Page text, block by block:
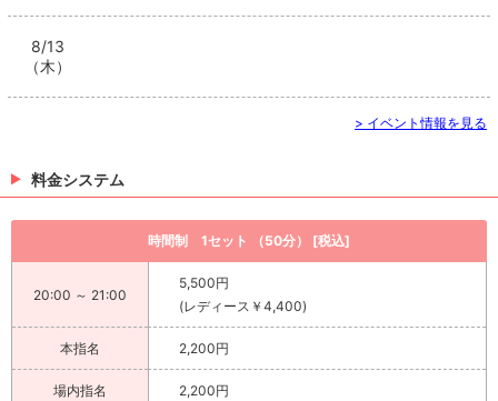
8/13
（木）
> イベント情報を見る
料金システム
時間制 1セット （50分） [税込]
20:00 ～ 21:00
5,500円
(レディース￥4,400)
本指名 2,200円
場内指名 2,200円